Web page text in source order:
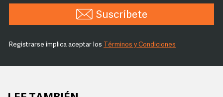
Suscríbete
Registrarse implica aceptar los Términos y Condiciones